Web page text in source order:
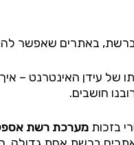
ברשת, באתרים שאפשר
של עידן האינטרנט –
חושבים.
בזכות מערכת רשת